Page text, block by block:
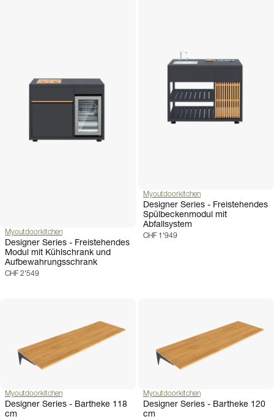
Myoutdoorkitchen
Designer Series - Freistehendes
Modul mit Kühlschrank und
Aufbewahrungsschrank
CHF 2'549
Myoutdoorkitchen
Designer Series - Freistehendes
Spülbeckenmodul mit
Abfallsystem
CHF 1'949
Myoutdoorkitchen
Designer Series - Bartheke 118
cm
Myoutdoorkitchen
Designer Series - Bartheke 120
cm